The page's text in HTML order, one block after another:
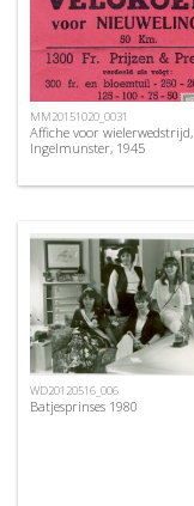
MM20151020_0031
Affiche voor wielerwedstrijd,
Ingelmunster, 1945
WD20120516_006
Batjesprinses 1980